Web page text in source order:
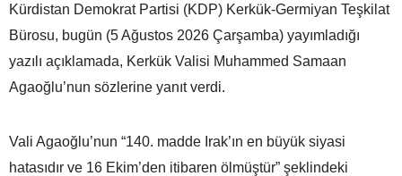
Kürdistan Demokrat Partisi (KDP) Kerkük-Germiyan Teşkilat
Bürosu, bugün (5 Ağustos 2026 Çarşamba) yayımladığı
yazılı açıklamada, Kerkük Valisi Muhammed Samaan
Agaoğlu’nun sözlerine yanıt verdi.
Vali Agaoğlu’nun “140. madde Irak’ın en büyük siyasi
hatasıdır ve 16 Ekim’den itibaren ölmüştür” şeklindeki